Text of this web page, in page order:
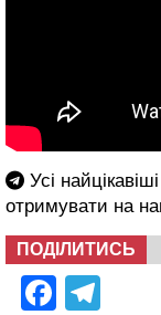
Усі
отримувати на
ПОДІЛИТИСЬ